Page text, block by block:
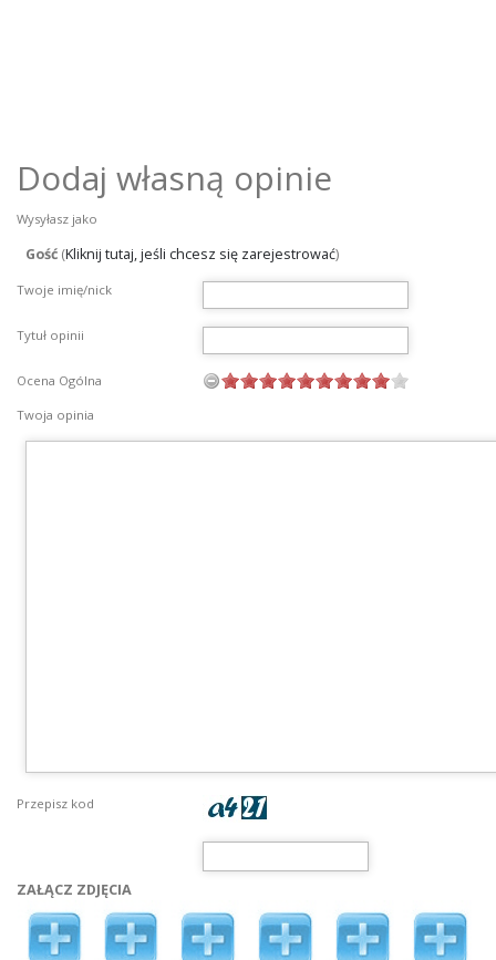
Dodaj własną opinie
Wysyłasz jako
Gość (Kliknij tutaj, jeśli chcesz się zarejestrować)
Twoje imię/nick
Tytuł opinii
Ocena Ogólna
Twoja opinia
Przepisz kod
ZAŁĄCZ ZDJĘCIA